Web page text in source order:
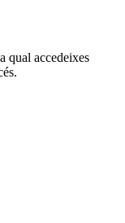
qual accedeixes